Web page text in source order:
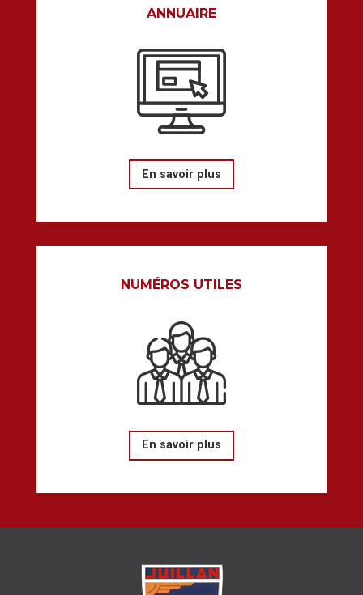
ANNUAIRE
En savoir plus
NUMÉROS UTILES
En savoir plus